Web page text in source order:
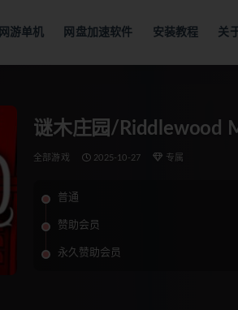
网游单机 网盘加速软件 安装教程 关
谜木庄园/Riddlewood
全部游戏 2025-10-27 专属
普通
赞助会员
永久赞助会员